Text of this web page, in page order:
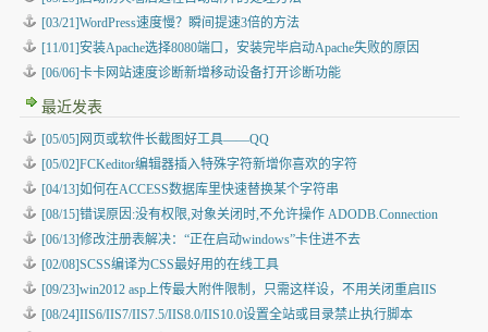
[03/21]WordPress速度慢？瞬间提速3倍的方法
[11/01]安装Apache选择8080端口，安装完毕启动Apache失败的原因
[06/06]卡卡网站速度诊断新增移动设备打开诊断功能
最近发表
[05/05] 网页或软件长截图好工具——QQ
[05/02]FCKeditor编辑器插入特殊字符新增你喜欢的字符
[04/13]如何在ACCESS数据库里快速替换某个字符串
[08/15]错误原因:没有权限,对象关闭时,不允许操作 ADODB.Connection
[06/13]修改注册表解决：“正在启动windows”卡住进不去
[02/08]SCSS编译为CSS最好用的在线工具
[09/23]win2012 asp上传最大附件限制，只需这样设，不用关闭重启IIS
[08/24]IIS6/IIS7/IIS7.5/IIS8.0/IIS10.0设置全站或目录禁止执行脚本